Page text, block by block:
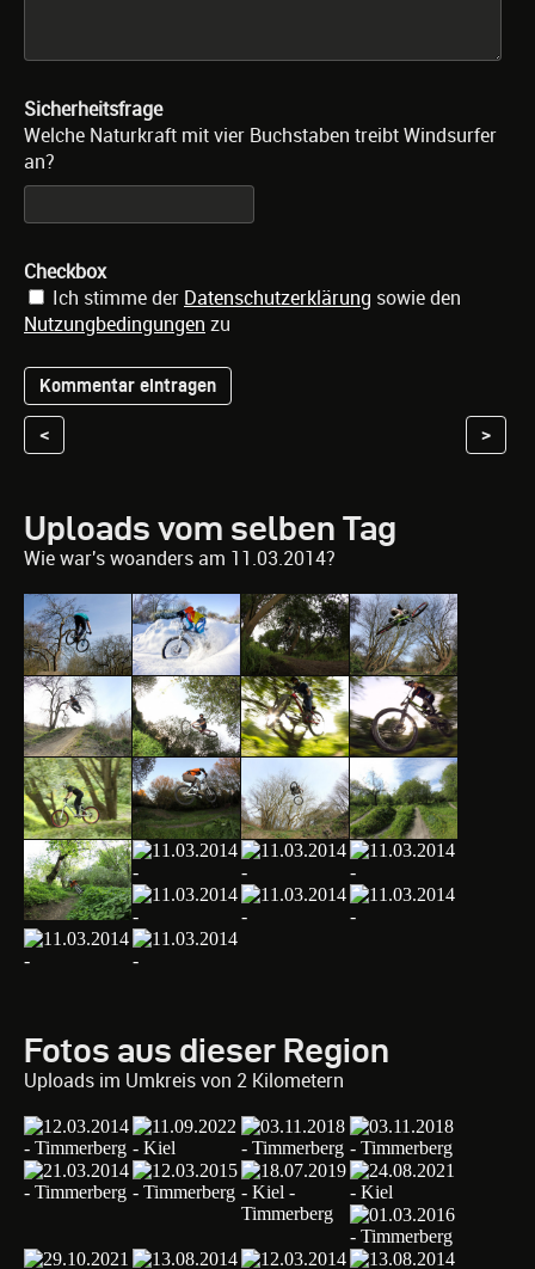
Sicherheitsfrage
Welche Naturkraft mit vier Buchstaben treibt Windsurfer
an?
Checkbox
Ich stimme der Datenschutzerklärung sowie den
Nutzungbedingungen zu
< >
Uploads vom selben Tag
Wie war's woanders am 11.03.2014?
Fotos aus dieser Region
Uploads im Umkreis von 2 Kilometern